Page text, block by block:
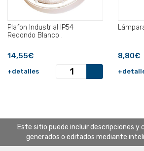
Plafon Industrial IP54
Redondo Blanco .
14,55€
+detalles
8,80€
Este sitio puede incluir descripciones y
generados o editados mediante